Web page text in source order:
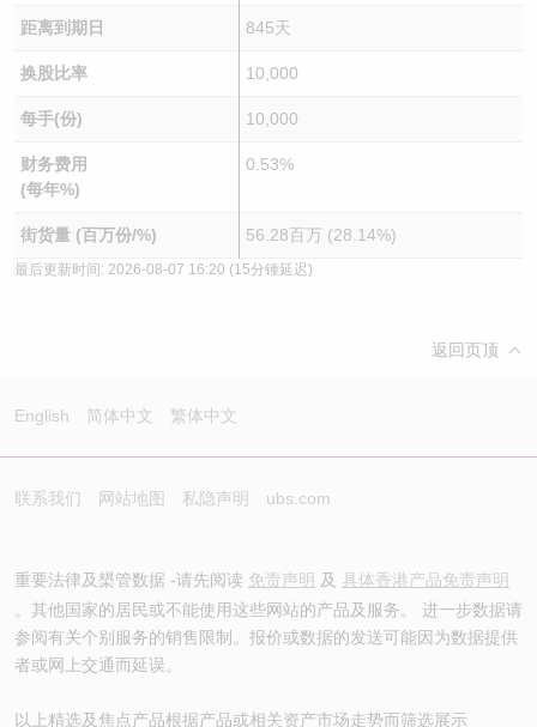
距离到期日 845天
换股比率 10,000
每手(份) 10,000
财务费用
(每年%)
0.53%
街货量 (百万份/%) 56.28百万 (28.14%)
最后更新时间: 2026-08-07 16:20 (15分锺延迟)
返回页顶
English 简体中文 繁体中文
联系我们 网站地图 私隐声明 ubs.com
重要法律及槼管数据 -请先阅读 免责声明 及 具体香港产品免责声明
。其他国家的居民或不能使用这些网站的产品及服务。 进一步数据请
参阅有关个别服务的销售限制。报价或数据的发送可能因为数据提供
者或网上交通而延误。
以上精选及焦点产品根据产品或相关资产市场走势而筛选展示